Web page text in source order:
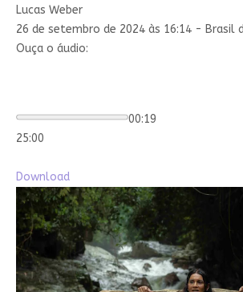
Lucas Weber
26 de setembro de 2024 às 16:14 - Brasil
Ouça o áudio:
00:19
25:00
Download